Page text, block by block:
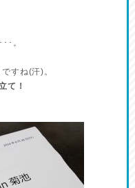
･。
すね(汗)。
て！